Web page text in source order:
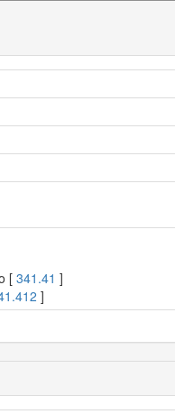
[ 341.41 ]
]